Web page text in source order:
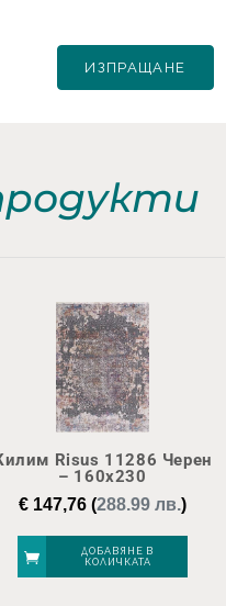
Risus 11286 Черен
– 160х230
€147,76(288.99 лв.)
ДОБАВЯНЕ В
КОЛИЧКАТА